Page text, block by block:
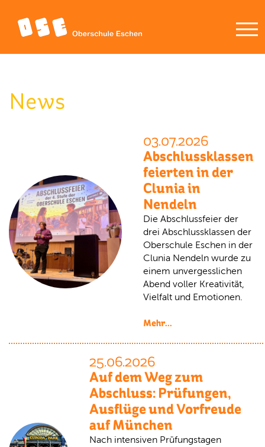
News
03.07.2026
Abschlussklassen
feierten in der
Clunia in
Nendeln
Die Abschlussfeier der
drei Abschlussklassen der
Oberschule Eschen in der
Clunia Nendeln wurde zu
einem unvergesslichen
Abend voller Kreativität,
Vielfalt und Emotionen.
Mehr...
25.06.2026
Auf dem Weg zum
Abschluss: Prüfungen,
Ausflüge und Vorfreude
auf München
Nach intensiven Prüfungstagen